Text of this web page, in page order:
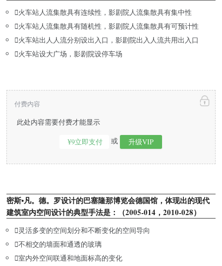
火车站人流集散具有连续性，影剧院人流集散具有集中性
火车站人流集散具有随机性，影剧院人流集散具有可预计性
火车站出人人流分别设出入口，影剧院出入人流共用出入口
火车站设大广场，影剧院设停车场
此处内容需要付费才能显示
¥9立即支付 或 升级VIP
付费内容
密斯•凡。德。罗设计的巴塞隆那博览会德国馆，体现出的现代
建筑室内空间设计的典型手法是：（2005-014，2010-028）
灵活多变的空间划分和不断变化的空间导向
不相交的墙面和通透的玻璃
室内外空间联通和地面标高的变化